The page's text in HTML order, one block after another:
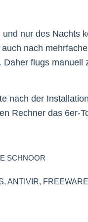
nur des Nachts
nach
Daher flugs manuell
nach der
Rechner das 6er-
SCHNOOR
, ANTIVIR, FREEWARE